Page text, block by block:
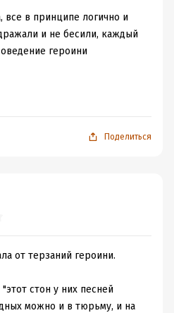
в принципе логично и
и не бесили, каждый
героини
Поделиться
от терзаний героини.
стон у них песней
можно и в тюрьму, и на